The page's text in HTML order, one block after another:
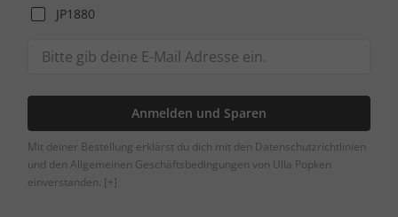
JP1880
Anmelden und Sparen
Mit deiner Bestellung erklärst du dich mit den Datenschutzrichtlinien
und den Allgemeinen Geschäftsbedingungen von Ulla Popken
einverstanden. [+]